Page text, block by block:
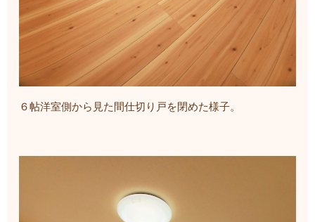
６帖洋室側から見た間仕切り戸を閉めた様子。